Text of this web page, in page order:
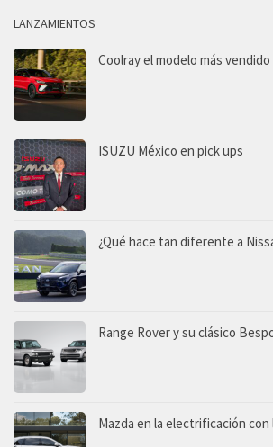
LANZAMIENTOS
Coolray el modelo más
ISUZU México en pick ups
¿Qué hace tan diferente a
Range Rover y su clásico
Mazda en la electrificación con